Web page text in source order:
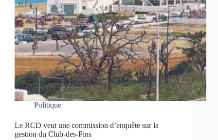
Politique
Le RCD veut une commission d’enquête sur la
gestion du Club-des-Pins